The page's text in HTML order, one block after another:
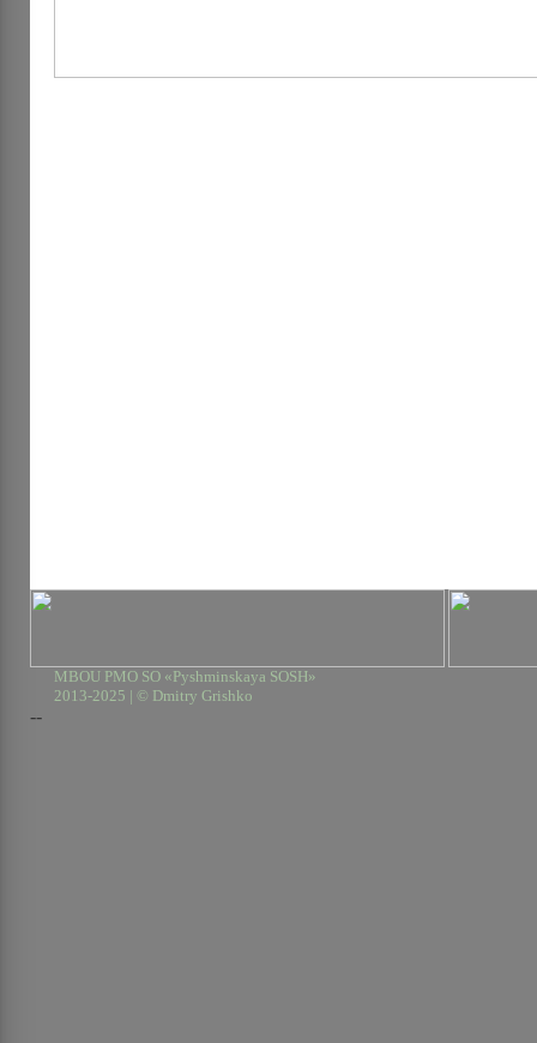
MBOU PMO SO «Pyshminskaya SOSH»
2013-2025 | © Dmitry Grishko
--